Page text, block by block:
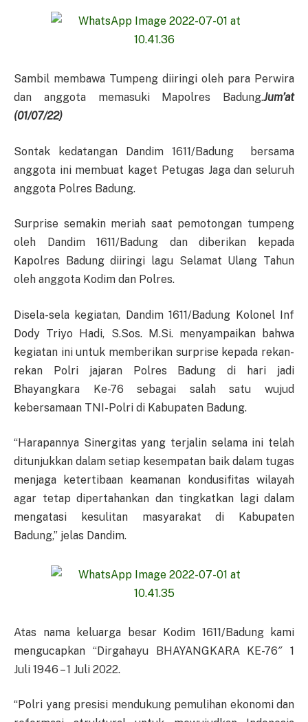
Sambil membawa Tumpeng diiringi oleh para Perwira
dan anggota memasuki Mapolres Badung.Jum’at
(01/07/22)
Sontak kedatangan Dandim 1611/Badung bersama
anggota ini membuat kaget Petugas Jaga dan seluruh
anggota Polres Badung.
Surprise semakin meriah saat pemotongan tumpeng
oleh Dandim 1611/Badung dan diberikan kepada
Kapolres Badung diiringi lagu Selamat Ulang Tahun
oleh anggota Kodim dan Polres.
Disela-sela kegiatan, Dandim 1611/Badung Kolonel Inf
Dody Triyo Hadi, S.Sos. M.Si. menyampaikan bahwa
kegiatan ini untuk memberikan surprise kepada rekan-
rekan Polri jajaran Polres Badung di hari jadi
Bhayangkara Ke-76 sebagai salah satu wujud
kebersamaan TNI-Polri di Kabupaten Badung.
“Harapannya Sinergitas yang terjalin selama ini telah
ditunjukkan dalam setiap kesempatan baik dalam tugas
menjaga ketertibaan keamanan kondusifitas wilayah
agar tetap dipertahankan dan tingkatkan lagi dalam
mengatasi kesulitan masyarakat di Kabupaten
Badung,” jelas Dandim.
Atas nama keluarga besar Kodim 1611/Badung kami
mengucapkan “Dirgahayu BHAYANGKARA KE-76″ 1
Juli 1946 – 1 Juli 2022.
“Polri yang presisi mendukung pemulihan ekonomi dan